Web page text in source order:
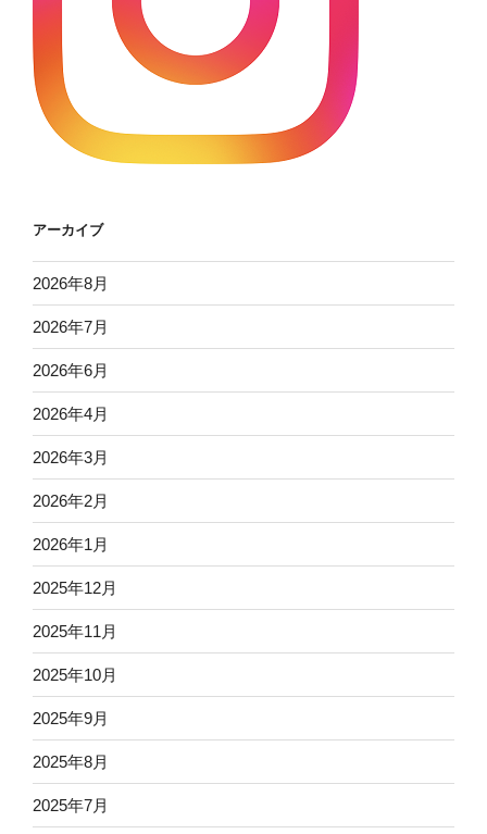
アーカイブ
2026年8月
2026年7月
2026年6月
2026年4月
2026年3月
2026年2月
2026年1月
2025年12月
2025年11月
2025年10月
2025年9月
2025年8月
2025年7月